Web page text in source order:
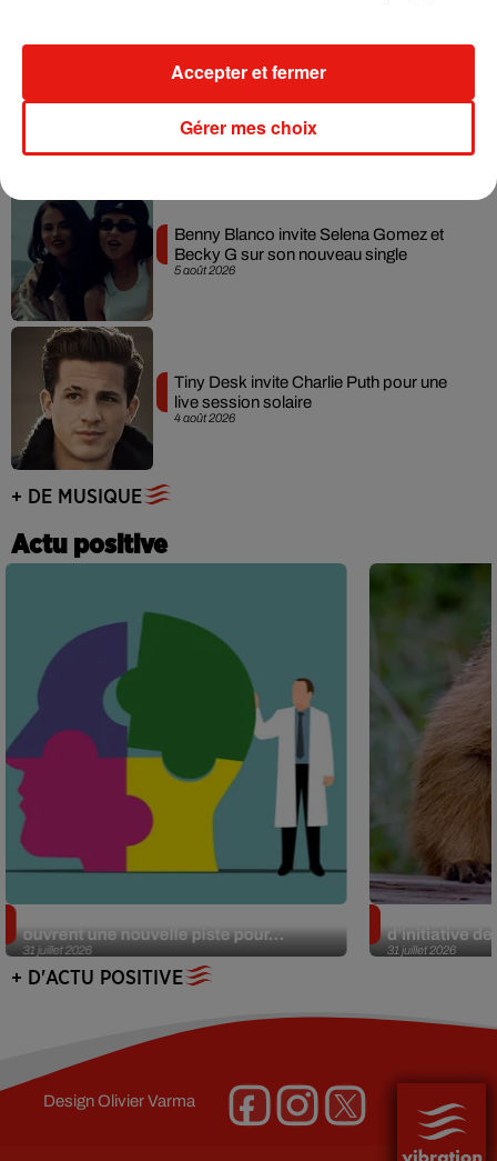
7 août 2026
Angèle et Amélie Lens dévoilent leur
collaboration tant attendue
5 août 2026
Benny Blanco invite Selena Gomez et
Becky G sur son nouveau single
4 août 2026
Tiny Desk invite Charlie Puth pour une
live session solaire
+ DE MUSIQUE
Actu positive
31 juillet 2026
ouvrent une nouvelle piste pour...
31 juillet 2026
d’initiative
+ D'ACTU POSITIVE
DesignOlivier Varma
Gérer mes choix
Accepter et fermer